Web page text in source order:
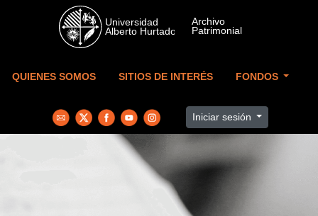
Skip to main content
QUIENES SOMOS SITIOS DE INTERÉS FONDOS
Iniciar sesión